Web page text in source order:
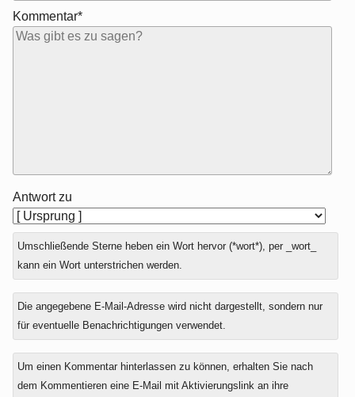
Kommentar*
Antwort zu
Umschließende Sterne heben ein Wort hervor (*wort*), per _wort_
kann ein Wort unterstrichen werden.
Die angegebene E-Mail-Adresse wird nicht dargestellt, sondern nur
für eventuelle Benachrichtigungen verwendet.
Um einen Kommentar hinterlassen zu können, erhalten Sie nach
dem Kommentieren eine E-Mail mit Aktivierungslink an ihre